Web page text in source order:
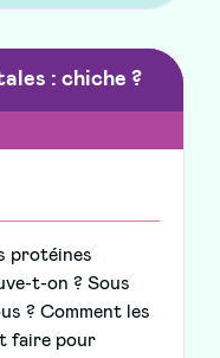
: chiche ?
protéines
t-on ? Sous
? Comment les
faire pour